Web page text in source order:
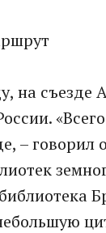
на съезде
– говорил